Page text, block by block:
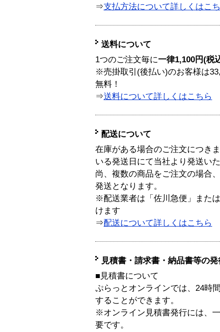
⇒支払方法について詳しくはこ
送料について
1つのご注文毎に一律1,100円(税
※売掛取引(後払い)のお客様は
無料！
⇒送料について詳しくはこちら
配送について
在庫がある場合のご注文につき
いる発送日にて当社より発送い
尚、複数の商品をご注文の場合
発送となります。
※配送業者は「佐川急便」また
けます
⇒配送について詳しくはこちら
見積書・請求書・納品書等の
■見積書について
ぷらっとオンラインでは、24時
することができます。
※オンライン見積書発行には、
要です。